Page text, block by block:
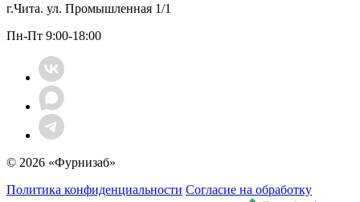
г.Чита. ул. Промышленная 1/1
Пн-Пт 9:00-18:00
© 2026 «Фурнизаб»
Политика конфиденциальности Согласие на обработку